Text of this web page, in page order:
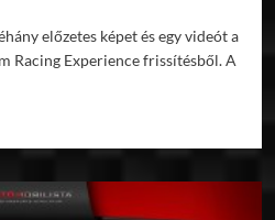
előzetes képet és egy videót a
Racing Experience frissítésből. A